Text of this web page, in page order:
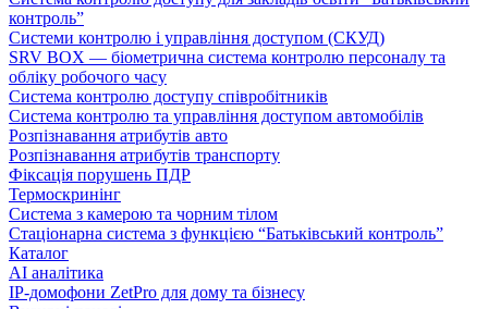
контроль”
Системи контролю і управління доступом (СКУД)
SRV BOX — біометрична система контролю персоналу та
обліку робочого часу
Система контролю доступу співробітників
Система контролю та управління доступом автомобілів
Розпізнавання атрибутів авто
Розпізнавання атрибутів транспорту
Фіксація порушень ПДР
Термоскринінг
Система з камерою та чорним тілом
Стаціонарна система з функцією “Батьківський контроль”
Каталог
AI аналітика
IP-домофони ZetPro для дому та бізнесу